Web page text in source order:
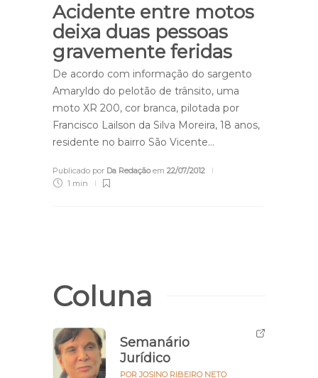
Acidente entre motos
deixa duas pessoas
gravemente feridas
De acordo com informação do sargento
Amaryldo do pelotão de trânsito, uma
moto XR 200, cor branca, pilotada por
Francisco Lailson da Silva Moreira, 18 anos,
residente no bairro São Vicente…
Publicado por Da Redaçãoem 22/07/2012
1 min
Coluna
Semanário
Jurídico
POR JOSINO RIBEIRO NETO